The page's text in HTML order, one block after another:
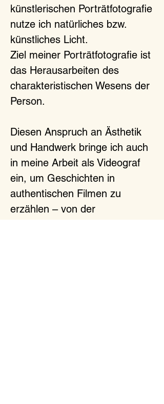
künstlerischen Porträtfotografie
nutze ich natürliches bzw.
künstliches Licht.
Ziel meiner Porträtfotografie ist
das Herausarbeiten des
charakteristischen Wesens der
Person.
Diesen Anspruch an Ästhetik
und Handwerk bringe ich auch
in meine Arbeit als Videograf
ein, um Geschichten in
authentischen Filmen zu
erzählen – von der